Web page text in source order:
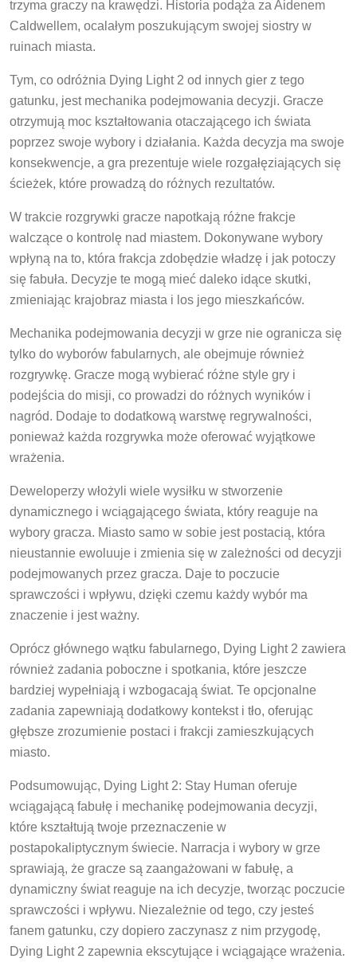
trzyma graczy na krawędzi. Historia podąża za Aidenem
Caldwellem, ocalałym poszukującym swojej siostry w
ruinach miasta.
Tym, co odróżnia Dying Light 2 od innych gier z tego
gatunku, jest mechanika podejmowania decyzji. Gracze
otrzymują moc kształtowania otaczającego ich świata
poprzez swoje wybory i działania. Każda decyzja ma swoje
konsekwencje, a gra prezentuje wiele rozgałęziających się
ścieżek, które prowadzą do różnych rezultatów.
W trakcie rozgrywki gracze napotkają różne frakcje
walczące o kontrolę nad miastem. Dokonywane wybory
wpłyną na to, która frakcja zdobędzie władzę i jak potoczy
się fabuła. Decyzje te mogą mieć daleko idące skutki,
zmieniając krajobraz miasta i los jego mieszkańców.
Mechanika podejmowania decyzji w grze nie ogranicza się
tylko do wyborów fabularnych, ale obejmuje również
rozgrywkę. Gracze mogą wybierać różne style gry i
podejścia do misji, co prowadzi do różnych wyników i
nagród. Dodaje to dodatkową warstwę regrywalności,
ponieważ każda rozgrywka może oferować wyjątkowe
wrażenia.
Deweloperzy włożyli wiele wysiłku w stworzenie
dynamicznego i wciągającego świata, który reaguje na
wybory gracza. Miasto samo w sobie jest postacią, która
nieustannie ewoluuje i zmienia się w zależności od decyzji
podejmowanych przez gracza. Daje to poczucie
sprawczości i wpływu, dzięki czemu każdy wybór ma
znaczenie i jest ważny.
Oprócz głównego wątku fabularnego, Dying Light 2 zawiera
również zadania poboczne i spotkania, które jeszcze
bardziej wypełniają i wzbogacają świat. Te opcjonalne
zadania zapewniają dodatkowy kontekst i tło, oferując
głębsze zrozumienie postaci i frakcji zamieszkujących
miasto.
Podsumowując, Dying Light 2: Stay Human oferuje
wciągającą fabułę i mechanikę podejmowania decyzji,
które kształtują twoje przeznaczenie w
postapokaliptycznym świecie. Narracja i wybory w grze
sprawiają, że gracze są zaangażowani w fabułę, a
dynamiczny świat reaguje na ich decyzje, tworząc poczucie
sprawczości i wpływu. Niezależnie od tego, czy jesteś
fanem gatunku, czy dopiero zaczynasz z nim przygodę,
Dying Light 2 zapewnia ekscytujące i wciągające wrażenia.